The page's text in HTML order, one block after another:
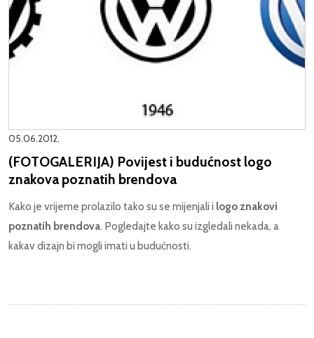
05.06.2012.
(FOTOGALERIJA) Povijest i budućnost logo
znakova poznatih brendova
Kako je vrijeme prolazilo tako su se mijenjali i logo znakovi
poznatih brendova. Pogledajte kako su izgledali nekada, a
kakav dizajn bi mogli imati u budućnosti.